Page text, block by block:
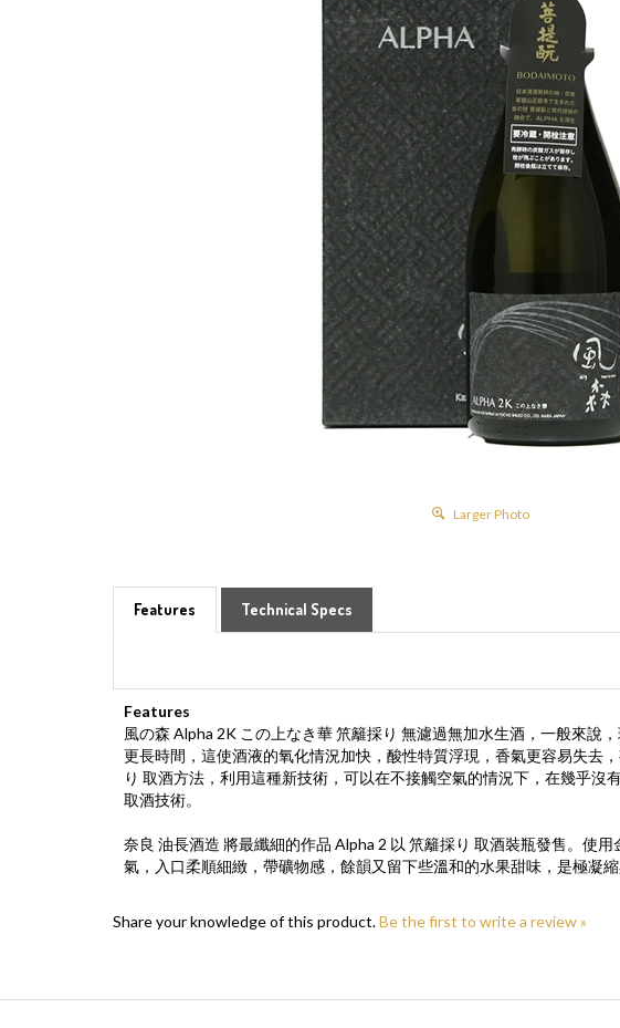
Larger Photo
Features Technical Specs
Features
風の森 Alpha 2K この上なき華 笊籬採り 無濾過無加水生酒，一般來說
更長時間，這使酒液的氧化情況加快，酸性特質浮現，香氣更容易失去
り 取酒方法，利用這種新技術，可以在不接觸空氣的情況下，在幾乎
取酒技術。
奈良 油長酒造 將最纖細的作品 Alpha 2 以 笊籬採り 取酒裝瓶發售。使
氣，入口柔順細緻，帶礦物感，餘韻又留下些溫和的水果甜味，是極凝
Share your knowledge of this product.Be the first to write a review »